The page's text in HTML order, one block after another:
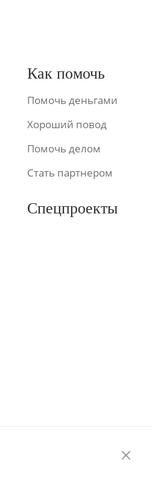
Как помочь
Помочь деньгами
Хороший повод
Помочь делом
Стать партнером
Спецпроекты